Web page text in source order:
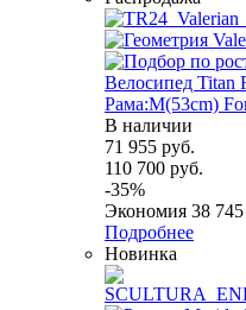
Велосипед Titan
Рама:M(53cm)
В наличии
71 955 руб.
110 700 руб.
-35%
Экономия 38 745
Подробнее
Новинка